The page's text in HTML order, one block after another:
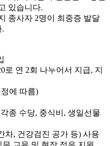
있습니다.
종사자 2명이 최중증 발달
.
로 연 2회 나누어서 지급, 지
에 따름)
종 수당, 중식비, 생일선물
차, 건강검진 공가 등) 사용